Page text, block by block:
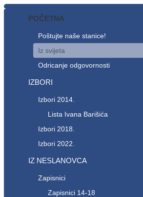
POČETNA
Poštujte naše stanice!
Iz svijeta
Odricanje odgovornosti
IZBORI
Izbori 2014.
Lista Ivana Barišića
Izbori 2018.
Izbori 2022.
IZ NESLANOVCA
Zapisnici
Zapisnici 14-18